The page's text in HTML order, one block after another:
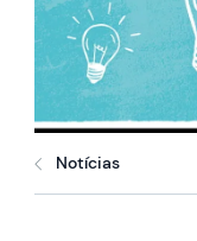
Notícias